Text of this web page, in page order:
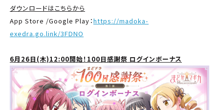
ダウンロードはこちらから
App Store /Google Play：https://madoka-
exedra.go.link/3FDNO
6月26日(木)12:00開始！100日感謝祭 ログインボーナス